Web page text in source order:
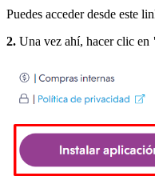
Puedes acceder desde este
2. Una vez ahí, hacer clic en